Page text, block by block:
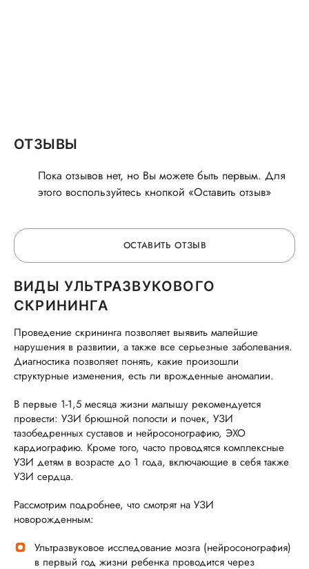
ОТЗЫВЫ
Пока отзывов нет, но Вы можете быть первым. Для
этого воспользуйтесь кнопкой «Оставить отзыв»
ОСТАВИТЬ ОТЗЫВ
ОСТАВЬТЕ ОТЗЫВ
ОБ УСЛУГЕ
ВИДЫ УЛЬТРАЗВУКОВОГО
СКРИНИНГА
Проведение скрининга позволяет выявить малейшие
нарушения в развитии, а также все серьезные заболевания.
Диагностика позволяет понять, какие произошли
структурные изменения, есть ли врожденные аномалии.
В первые 1-1,5 месяца жизни малышу рекомендуется
провести: УЗИ брюшной полости и почек, УЗИ
тазобедренных суставов и нейросонографию, ЭХО
кардиографию. Кроме того, часто проводятся комплексные
УЗИ детям в возрасте до 1 года, включающие в себя также
УЗИ сердца.
Рассмотрим подробнее, что смотрят на УЗИ
новорожденным:
Ультразвуковое исследование мозга (нейросонография)
в первый год жизни ребенка проводится через